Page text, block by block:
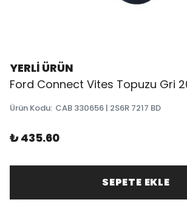
YERLİ ÜRÜN
Ford Connect Vites Topuzu Gri
Ürün Kodu: CAB 330656 | 2S6R 7217 BD
₺ 435.60
SEPETE EKLE